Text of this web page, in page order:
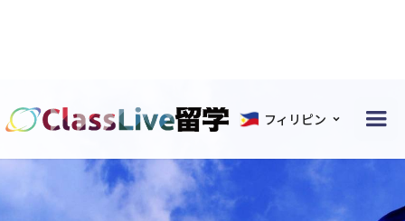
フィリピン